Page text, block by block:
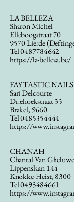
LA BELLEZA
Sharon Michel
Elleboogstraat 70
9570 Lierde
Tel0487784642
https://la-belleza.be/
FAYTASTIC NAILS
Sari Delcourte
Driehoekstraat 35
Brakel, 9660
Tel0485354444
https://
CHANAH
Chantal Van Gheluwe
Lippenslaan 144
Knokke-Heist, 8300
Tel0495484661
https://